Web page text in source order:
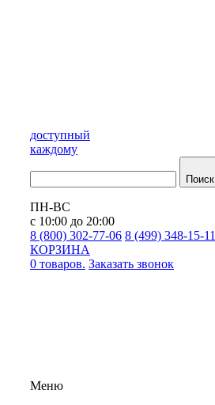
доступный
каждому
Поиск
ПН-ВС
с 10:00 до 20:00
8 (800) 302-77-06 8 (499) 348-15-11
КОРЗИНА
0 товаров. Заказать звонок
Меню